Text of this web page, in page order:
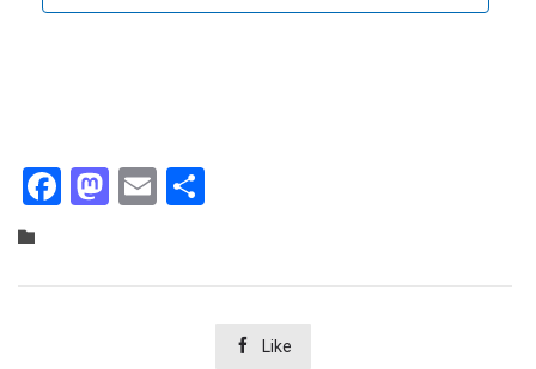
Facebook
Mastodon
Email
Category
 Like